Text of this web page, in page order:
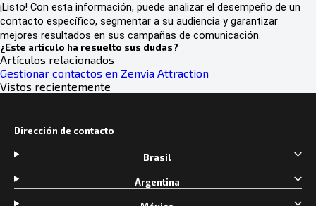
¡Listo! Con esta información, puede analizar el desempeño de un
contacto específico, segmentar a su audiencia y garantizar
mejores resultados en sus campañas de comunicación.
¿Este artículo ha resuelto sus dudas?
Artículos relacionados
Gestionar contactos en Zenvia Attraction
Vistos recientemente
Dirección de contacto
Brasil
Argentina